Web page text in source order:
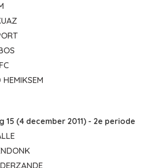
HEMIKSEM
15 (4 december 2011) - 2e periode